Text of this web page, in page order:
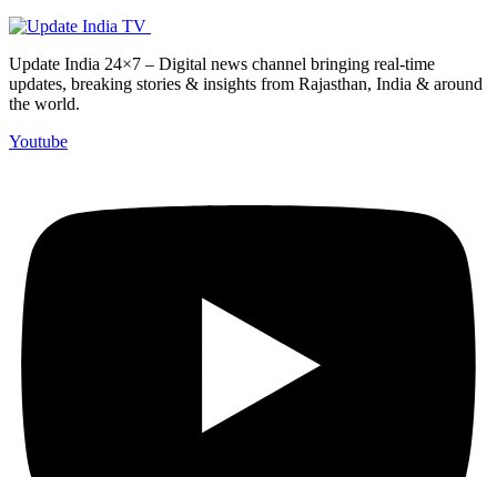
Update India 24×7 – Digital news channel bringing real-time
updates, breaking stories & insights from Rajasthan, India & around
the world.
Youtube